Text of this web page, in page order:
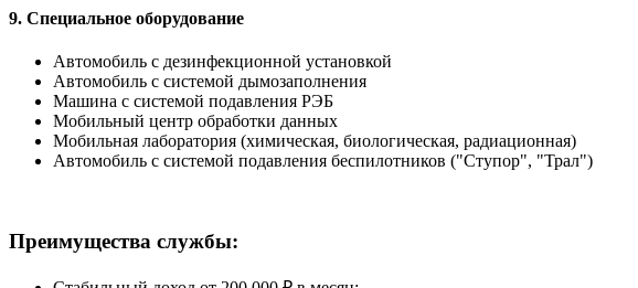
9. Специальное оборудование
Автомобиль с дезинфекционной установкой
Автомобиль с системой дымозаполнения
Машина с системой подавления РЭБ
Мобильный центр обработки данных
Мобильная лаборатория (химическая, биологическая, радиационная)
Автомобиль с системой подавления беспилотников ("Ступор", "Трал")
Преимущества службы: